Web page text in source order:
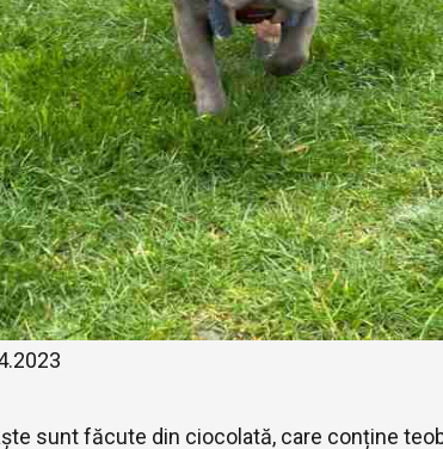
sunt făcute din ciocolată, care conține